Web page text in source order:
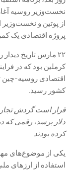
نخست‌وزیر روسیه
از پوتین و
پروژه اقتصادی یک
۲۲ مارس تاریخ
کرملین بود که در
کشور رسید.
کرده بودند
یکی از موضوع‌های
استفاده از ارزهای